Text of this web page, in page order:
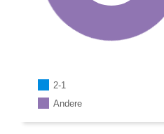
2-1
Andere